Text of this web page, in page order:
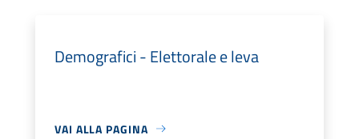
Demografici - Elettorale e leva
VAI ALLA PAGINA